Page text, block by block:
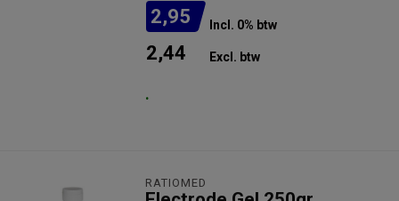
2,95 Incl. 0% btw
2,44 Excl. btw
.
RATIOMED